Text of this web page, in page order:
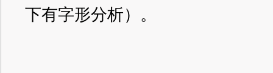
下有字形分析）。